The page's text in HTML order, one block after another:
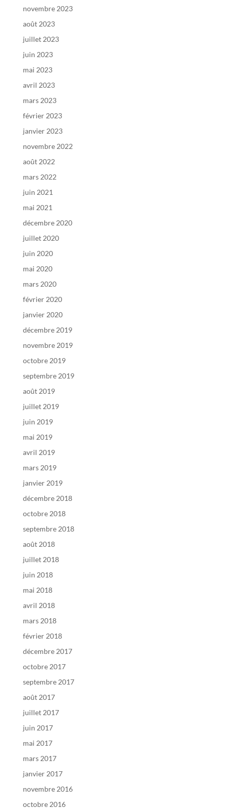
novembre 2023
août 2023
juillet 2023
juin 2023
mai 2023
avril 2023
mars 2023
février 2023
janvier 2023
novembre 2022
août 2022
mars 2022
juin 2021
mai 2021
décembre 2020
juillet 2020
juin 2020
mai 2020
mars 2020
février 2020
janvier 2020
décembre 2019
novembre 2019
octobre 2019
septembre 2019
août 2019
juillet 2019
juin 2019
mai 2019
avril 2019
mars 2019
janvier 2019
décembre 2018
octobre 2018
septembre 2018
août 2018
juillet 2018
juin 2018
mai 2018
avril 2018
mars 2018
février 2018
décembre 2017
octobre 2017
septembre 2017
août 2017
juillet 2017
juin 2017
mai 2017
mars 2017
janvier 2017
novembre 2016
octobre 2016